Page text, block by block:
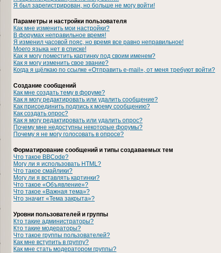
Я был зарегистрирован, но больше не могу войти!
Параметры и настройки пользователя
Как мне изменить мои настройки?
В форумах неправильное время!
Я изменил часовой пояс, но время все равно неправильное!
Моего языка нет в списке!
Как я могу поместить картинку под своим именем?
Как я могу изменить свое звание?
Когда я щёлкаю по ссылке «Отправить e-mail», от меня требуют войти?
Создание сообщений
Как мне создать тему в форуме?
Как я могу редактировать или удалить сообщение?
Как присоединить подпись к моему сообщению?
Как создать опрос?
Как я могу редактировать или удалить опрос?
Почему мне недоступны некоторые форумы?
Почему я не могу голосовать в опросе?
Форматирование сообщений и типы создаваемых тем
Что такое BBCode?
Могу ли я использовать HTML?
Что такое смайлики?
Могу ли я вставлять картинки?
Что такое «Объявление»?
Что такое «Важная тема»?
Что значит «Тема закрыта»?
Уровни пользователей и группы
Кто такие администраторы?
Кто такие модераторы?
Что такое группы пользователей?
Как мне вступить в группу?
Как мне стать модератором группы?